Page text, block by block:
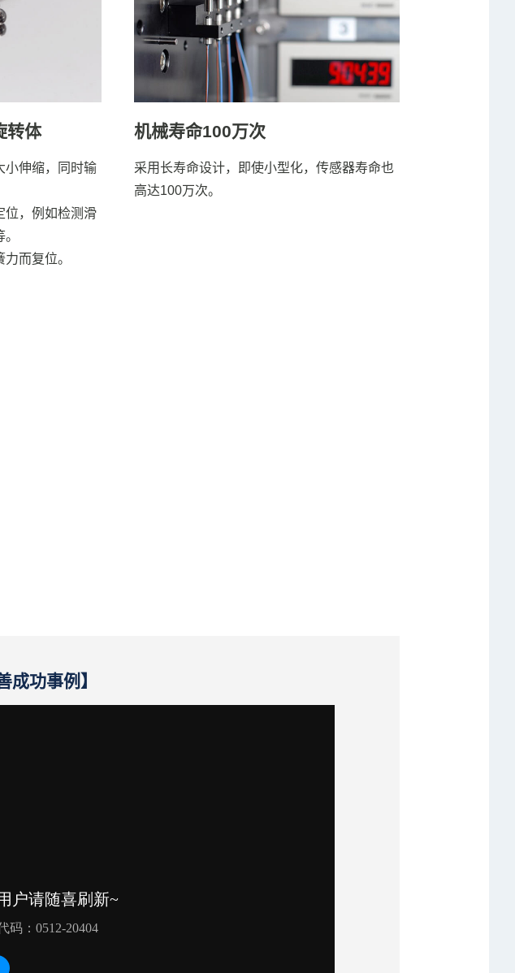
转体
小伸缩，同时输
位，例如检测滑
而复位。
机械寿命100万次
采用长寿命设计，即使小型化，传感器寿命也
高达100万次。
成功事例】